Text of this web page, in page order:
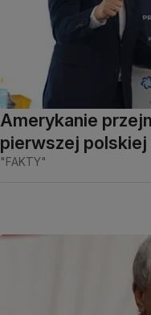
Amerykanie
pierwszej
"FAKTY"